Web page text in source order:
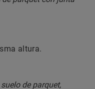
altura.